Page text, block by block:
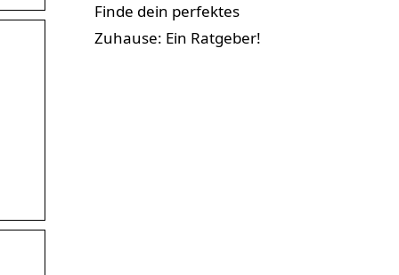
Finde dein perfektes
Zuhause: Ein Ratgeber!